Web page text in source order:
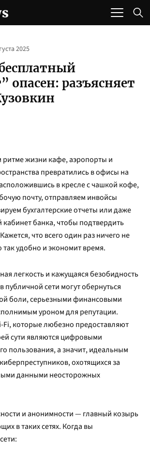
опасен: разъясняет
2025
жизни кафе, аэропорты и
превратились в офисы на
в кресле с чашкой кофе,
почту, отправляем инвойсы
бухгалтерские отчеты или даже
банка, чтобы подтвердить
что всего один раз ничего не
так удобно и экономит время.
легкость и кажущаяся безобидность
сети могут обернуться
боли, серьезными финансовыми
уроном для репутации.
Fi, которые любезно предоставляют
сути являются цифровыми
пользования, а значит, идеальным
охотящихся за
данными неосторожных
и анонимности — главный козырь
в таких сетях. Когда вы